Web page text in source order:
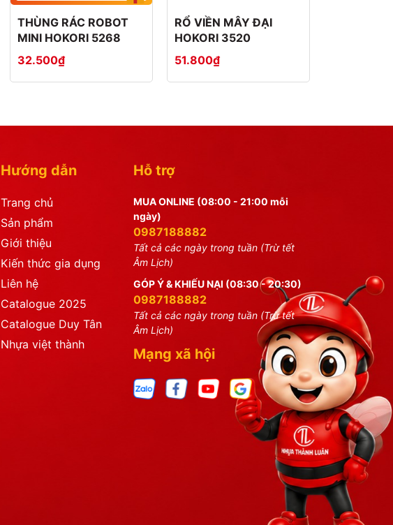
THÙNG RÁC ROBOT
MINI HOKORI 5268
32.500₫
RỔ VIỀN MÂY ĐẠI
HOKORI 3520
51.800₫
Hướng dẫn
Trang chủ
Sản phẩm
Giới thiệu
Kiến thức gia dụng
Liên hệ
Catalogue 2025
Catalogue Duy Tân
Nhựa việt thành
Hỗ trợ
MUA ONLINE (08:00 - 21:00 mỗi
ngày)
0987188882
Tất cả các ngày trong tuần (Trừ tết
Âm Lịch)
GÓP Ý & KHIẾU NẠI (08:30 - 20:30)
0987188882
Tất cả các ngày trong tuần (Trừ tết
Âm Lịch)
Mạng xã hội